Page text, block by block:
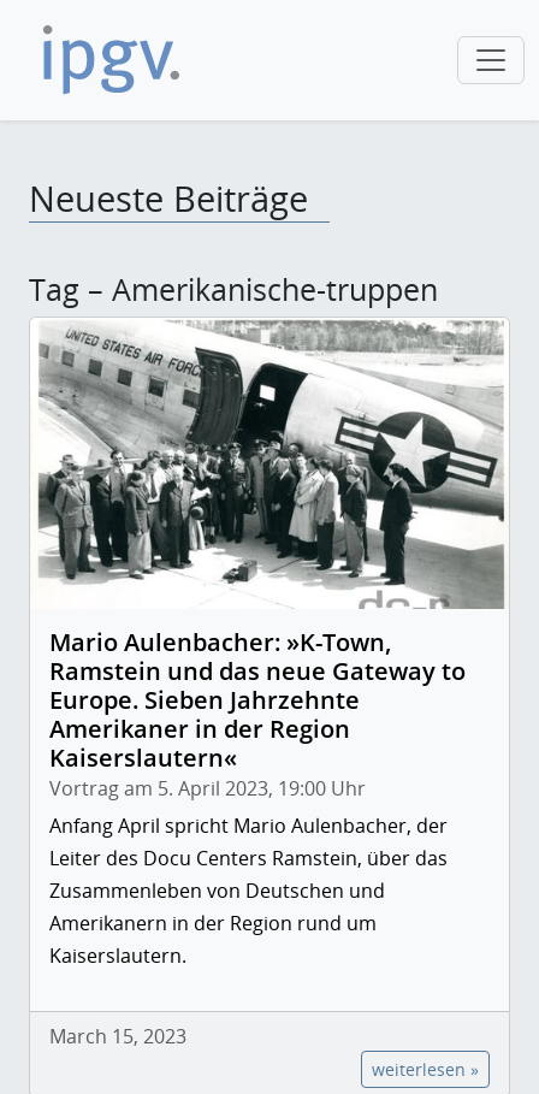
Neueste Beiträge
Tag – Amerikanische-truppen
Mario Aulenbacher: »K-Town,
Ramstein und das neue Gateway to
Europe. Sieben Jahrzehnte
Amerikaner in der Region
Kaiserslautern«
Vortrag am 5. April 2023, 19:00 Uhr
Anfang April spricht Mario Aulenbacher, der
Leiter des Docu Centers Ramstein, über das
Zusammenleben von Deutschen und
Amerikanern in der Region rund um
Kaiserslautern.
March 15, 2023
weiterlesen »